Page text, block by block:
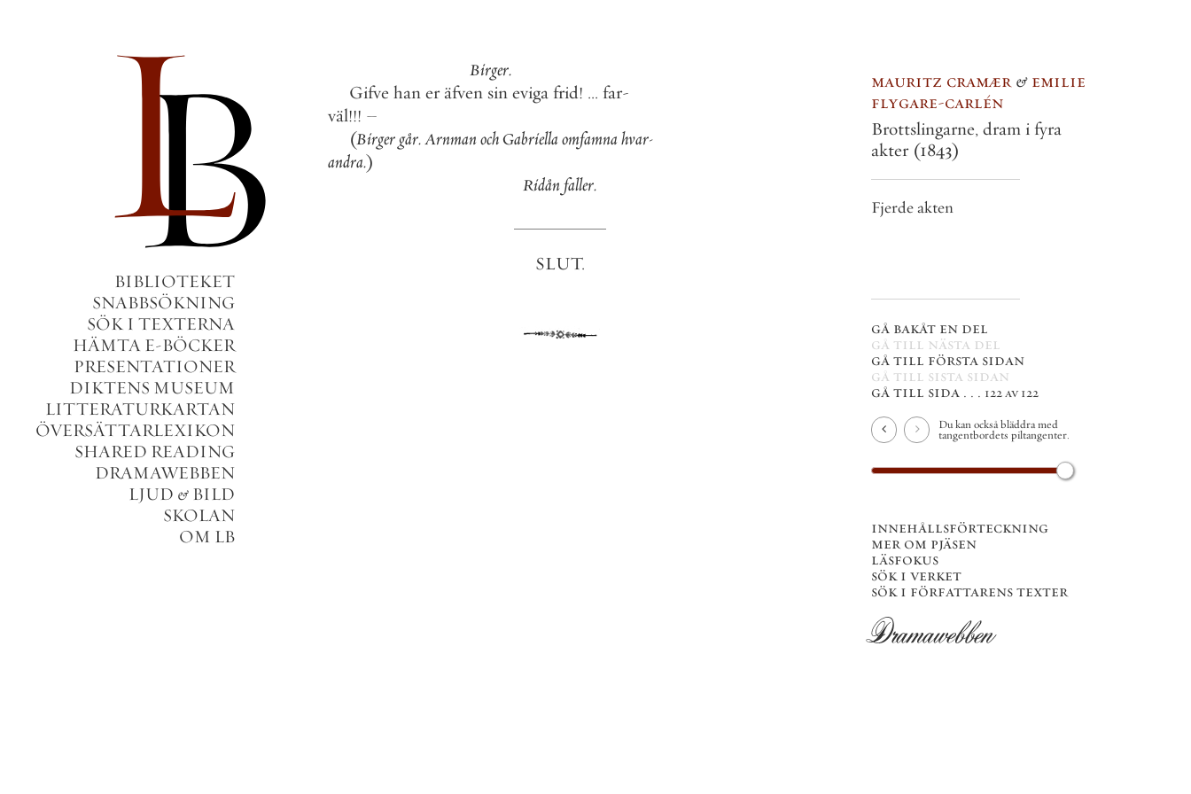
BIBLIOTEKET
SNABBSÖKNING
SÖK I TEXTERNA
HÄMTA E-BÖCKER
PRESENTATIONER
DIKTENS MUSEUM
LITTERATURKARTAN
ÖVERSÄTTARLEXIKON
SHARED READING
DRAMAWEBBEN
LJUD & BILD
SKOLAN
OM LB
Birger.
Gifve han er äfven sin eviga frid! ... far-
väl!!! –
(Birgergår. ArnmanochGabriellaomfamnahvar-
andra.)
Ridånfaller.
SLUT.
mauritz cramær & emilie
flygare-carlén
Brottslingarne, dram i fyra
akter (1843)
Fjerde akten
gå bakåt en del
gå till nästa del
gå till första sidan
gå till sista sidan
gå till sida . . . 122 av 122
Du kan också bläddra med
tangentbordets piltangenter.
innehållsförteckning
mer om pjäsen
läsfokus
sök i verket
sök i författarens texter